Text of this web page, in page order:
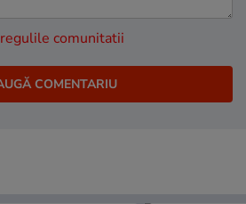
regulile comunitatii